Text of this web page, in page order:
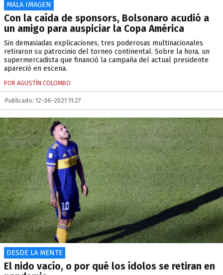
MALA IMAGEN
Con la caída de sponsors, Bolsonaro acudió a
un amigo para auspiciar la Copa América
Sin demasiadas explicaciones, tres poderosas multinacionales
retiraron su patrocinio del torneo continental. Sobre la hora, un
supermercadista que financió la campaña del actual presidente
apareció en escena.
POR AGUSTÍN COLOMBO
Publicado: 12-06-2021 11:27
DESDE LA MENTE
El nido vacío, o por qué los ídolos se retiran en